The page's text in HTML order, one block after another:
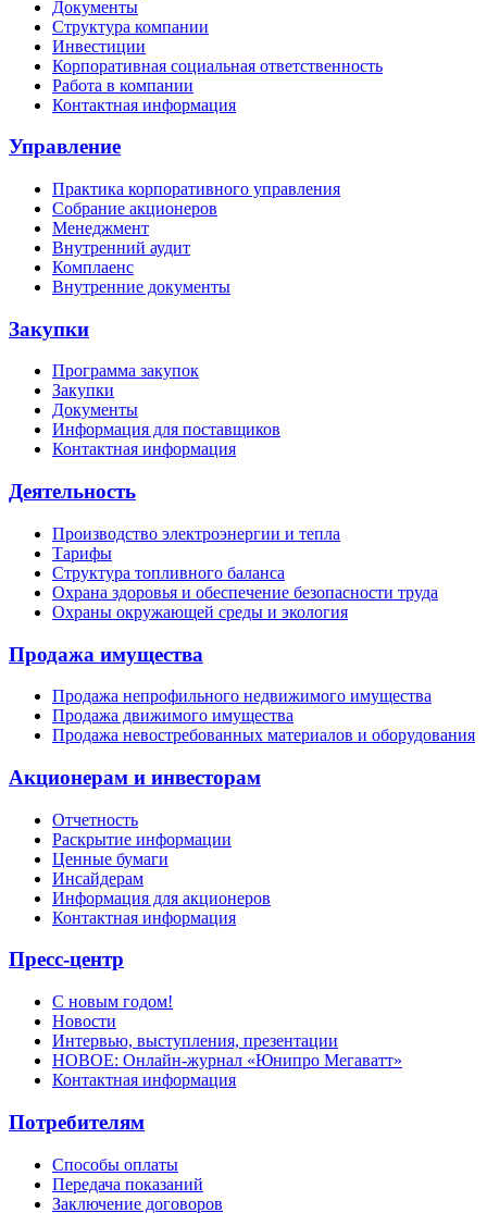
Документы
Структура компании
Инвестиции
Корпоративная социальная ответственность
Работа в компании
Контактная информация
Управление
Практика корпоративного управления
Собрание акционеров
Менеджмент
Внутренний аудит
Комплаенс
Внутренние документы
Закупки
Программа закупок
Закупки
Документы
Информация для поставщиков
Контактная информация
Деятельность
Производство электроэнергии и тепла
Тарифы
Структура топливного баланса
Охрана здоровья и обеспечение безопасности труда
Охраны окружающей среды и экология
Продажа имущества
Продажа непрофильного недвижимого имущества
Продажа движимого имущества
Продажа невостребованных материалов и оборудования
Акционерам и инвесторам
Отчетность
Раскрытие информации
Ценные бумаги
Инсайдерам
Информация для акционеров
Контактная информация
Пресс-центр
С новым годом!
Новости
Интервью, выступления, презентации
НОВОЕ: Онлайн-журнал «Юнипро Мегаватт»
Контактная информация
Потребителям
Способы оплаты
Передача показаний
Заключение договоров